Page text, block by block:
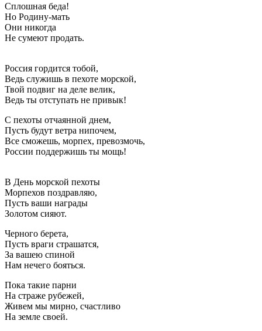
Сплошная беда!
Но Родину-мать
Они никогда
Не сумеют продать.
Россия гордится тобой,
Ведь служишь в пехоте морской,
Твой подвиг на деле велик,
Ведь ты отступать не привык!
С пехоты отчаянной днем,
Пусть будут ветра нипочем,
Все сможешь, морпех, превозмочь,
России поддержишь ты мощь!
В День морской пехоты
Морпехов поздравляю,
Пусть ваши награды
Золотом сияют.
Черного берета,
Пусть враги страшатся,
За вашею спиной
Нам нечего бояться.
Пока такие парни
На страже рубежей,
Живем мы мирно, счастливо
На земле своей.